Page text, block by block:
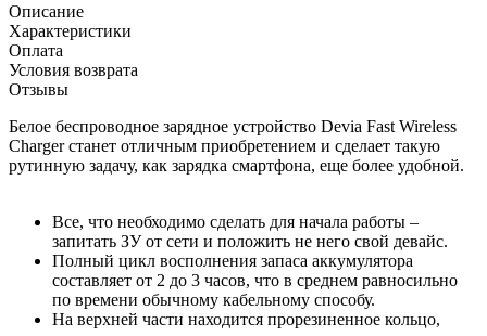
Описание
Характеристики
Оплата
Условия возврата
Отзывы
Белое беспроводное зарядное устройство Devia Fast Wireless
Charger станет отличным приобретением и сделает такую
рутинную задачу, как зарядка смартфона, еще более удобной.
Все, что необходимо сделать для начала работы –
запитать ЗУ от сети и положить не него свой девайс.
Полный цикл восполнения запаса аккумулятора
составляет от 2 до 3 часов, что в среднем равносильно
по времени обычному кабельному способу.
На верхней части находится прорезиненное кольцо,